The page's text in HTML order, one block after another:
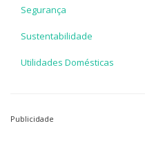
Segurança
Sustentabilidade
Utilidades Domésticas
Publicidade